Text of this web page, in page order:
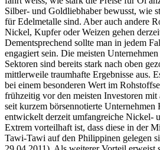
Silber- und Goldliebhaber bewusst, wie
für Edelmetalle sind. Aber auch andere
Nickel, Kupfer oder Weizen gehen
Dementsprechend sollte man in jedem
engagiert sein. Die meisten Unternehmen
Sektoren sind bereits stark nach oben
mittlerweile traumhafte Ergebnisse aus.
bei einem besonderen Wert im
frühzeitig vor den meisten Investoren mit
seit kurzem börsennotierte
entwickelt derzeit umfangreiche Nickel-
Extrem vorteilhaft ist, dass diese in der
Tawi-Tawi auf den Philippinen gelegen